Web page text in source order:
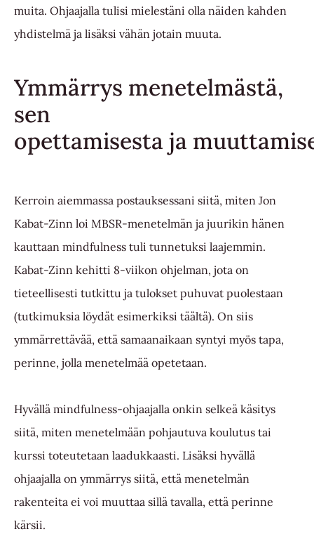
muita. Ohjaajalla tulisi mielestäni olla näiden kahden
yhdistelmä ja lisäksi vähän jotain muuta.
Ymmärrys menetelmästä,
sen
opettamisesta ja
Kerroin aiemmassa postauksessani siitä, miten Jon
Kabat-Zinn loi MBSR-menetelmän ja juurikin hänen
kauttaan mindfulness tuli tunnetuksi laajemmin.
Kabat-Zinn kehitti 8-viikon ohjelman, jota on
tieteellisesti tutkittu ja tulokset puhuvat puolestaan
(tutkimuksia löydät esimerkiksi täältä). On siis
ymmärrettävää, että samaanaikaan syntyi myös tapa,
perinne, jolla menetelmää opetetaan.
Hyvällä mindfulness-ohjaajalla onkin selkeä käsitys
siitä, miten menetelmään pohjautuva koulutus tai
kurssi toteutetaan laadukkaasti. Lisäksi hyvällä
ohjaajalla on ymmärrys siitä, että menetelmän
rakenteita ei voi muuttaa sillä tavalla, että perinne
kärsii.